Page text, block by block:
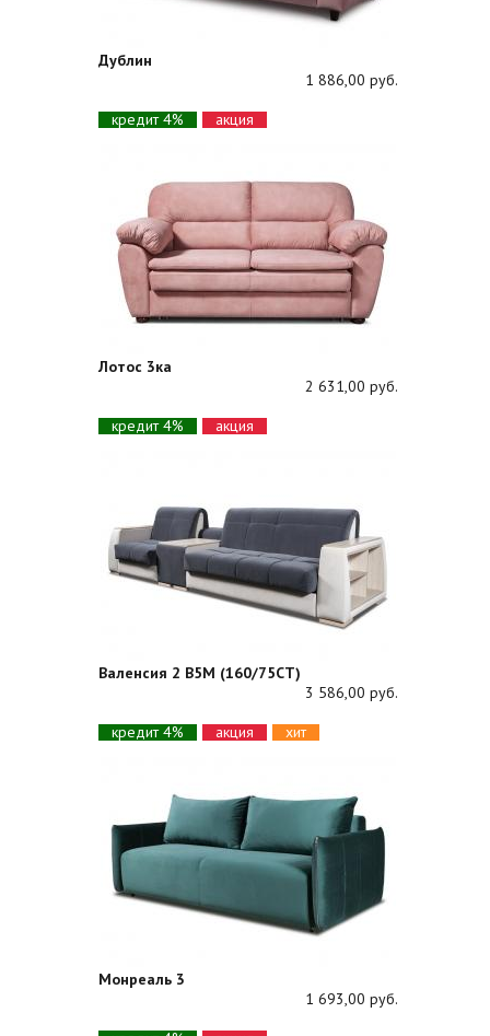
Дублин
1 886,00 руб.
кредит 4%
акция
Лотос 3ка
2 631,00 руб.
кредит 4%
акция
Валенсия 2 В5М (160/75СТ)
3 586,00 руб.
кредит 4%
акция хит
Монреаль 3
1 693,00 руб.